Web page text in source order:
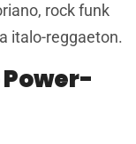
rock funk
italo-reggaeton.
Power-